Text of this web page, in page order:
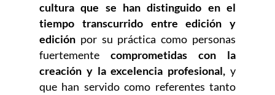
cultura que se han distinguido en el
tiempo transcurrido entre edición y
edición por su práctica como personas
fuertemente comprometidas con la
creación y la excelencia profesional, y
que han servido como referentes tanto